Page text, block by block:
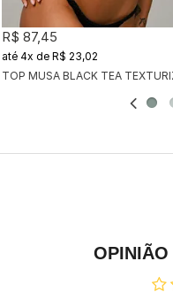
TOP MUSA BLACK TEA
R$ 87,45
4x de R$ 23,02
OPINIÃO